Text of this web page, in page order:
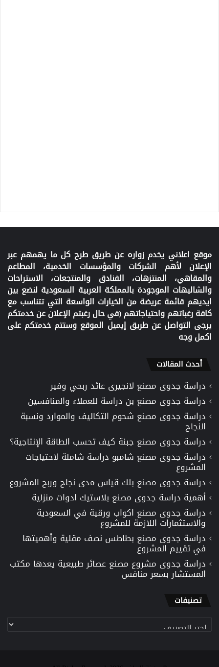
موقع اعلاني يخدم زواره عن طريق طرح كل ما يهمهم عبر
الإعلان لأهم الشركات والمؤسسات الخدمية، المطاعم
والمقاهي، المنتزهات، الفنادق والمنتجعات، الاستراحات
والشاليهات الموجودة بالمملكة العربية السعودية لنضع بين
ايديهم قائمة عريضة من الخيارات الواسعة التي تتناسب مع
كافة رغباتهم واحتياجاتهم (في حال رغبتم الإعلان عن خدمتكم
يرجى التواصل عن طريق إيميل الموقع وستتم خدمتكم على
اكمل وجه
أحدث المقالات
دراسة جدوى مصنع لانجيرى عائد ربحي وفير
دراسة جدوى مصنع بن دراسة للعملاء والمنافسين
دراسة جدوى مصنع شحوم التكاليف والموارد ونسبة
النجاح
دراسة جدوى مصنع جبنة كيف تحسب الطاقة الإنتاجية؟
دراسة جدوى مصنع شامبو دراسة شاملة لاحتياجات
المشروع
دراسة جدوى مصنع بلك قياس مدى نجاح وربح المشروع
أهمية دراسة جدوى مصنع بلاستيك ادوات منزلية
دراسة جدوى مصنع اكواب ورقية في السعودية
والاستثمارات اللازمة للمشروع
دراسة جدوى مصنع بطاطس نصف مقلية وأهميتها
في تقييم المشروع
دراسة جدوى مشروع مصنع عصائر طبيعية يعدها مكتب
المستشار بسعر منافس
تصنيفات
تصنيفات